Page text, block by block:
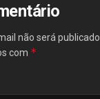
não será publicado.
com *